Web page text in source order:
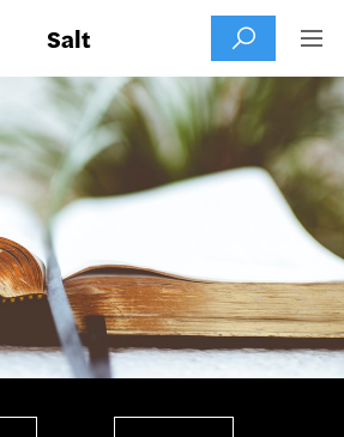
Salt  